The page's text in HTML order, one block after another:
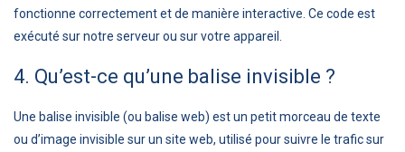
fonctionne correctement et de manière interactive. Ce code est
exécuté sur notre serveur ou sur votre appareil.
4. Qu’est-ce qu’une balise invisible ?
Une balise invisible (ou balise web) est un petit morceau de texte
ou d’image invisible sur un site web, utilisé pour suivre le trafic sur